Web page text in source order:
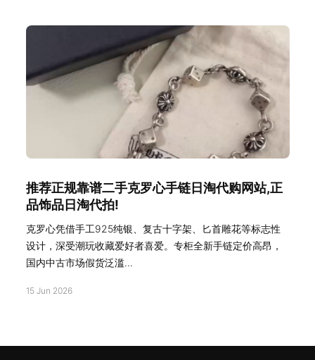
推荐正规靠谱二手克罗心手链日淘代购网站,正
品饰品日淘代拍!
克罗心凭借手工925纯银、复古十字架、匕首雕花等标志性
设计，深受潮玩收藏爱好者喜爱。专柜全新手链定价高昂，
国内中古市场假货泛滥...
15 Jun 2026